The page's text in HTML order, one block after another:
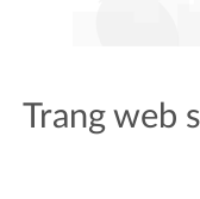
Trang web